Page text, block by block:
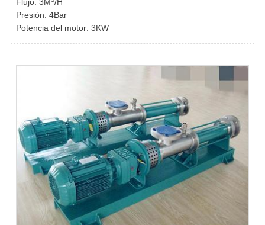
Presión: 4Bar
Potencia del motor: 3KW